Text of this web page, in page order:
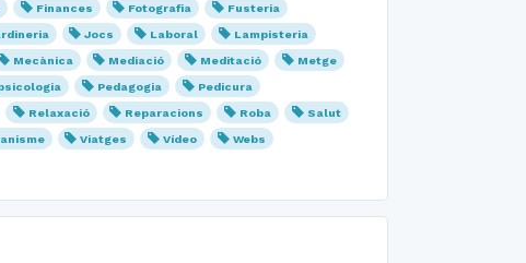
Finances Fotografia
Fusteria
Jocs Laboral
Lampisteria
Mecànica Mediació Meditació
Metge
Pedagogia
Pedicura
Relaxació Reparacions Roba
Salut
Viatges Vídeo
Webs